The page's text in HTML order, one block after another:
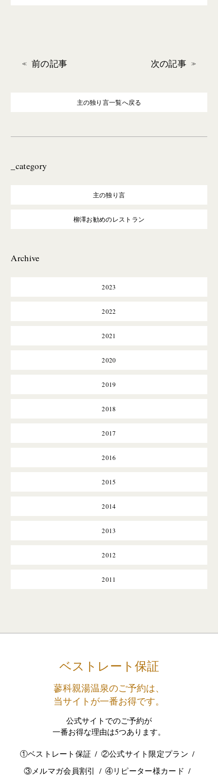
前の記事 次の記事
主の独り言一覧へ戻る
_category
主の独り言
柳澤お勧めのレストラン
Archive
2023
2022
2021
2020
2019
2018
2017
2016
2015
2014
2013
2012
2011
ベストレート保証
蓼科親湯温泉のご予約は、
当サイトが一番お得です。
公式サイトでのご予約が
一番お得な理由は5つあります。
①ベストレート保証
②公式サイト限定プラン
③メルマガ会員割引
④リピーター様カード